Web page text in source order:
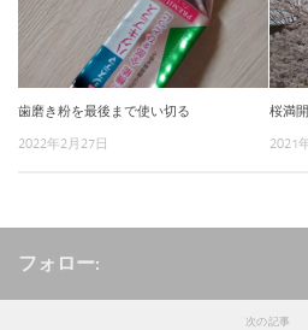
歯磨き粉を最後まで使い切る
2022年2月27日
桜満開
2021
フォロー:
次の記事